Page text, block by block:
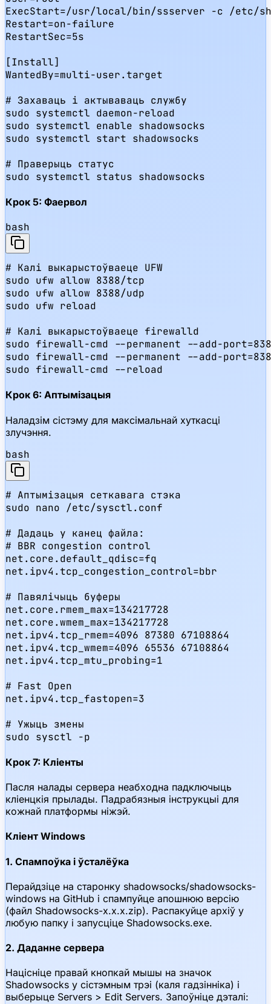
ExecStart=/usr/local/bin/ssserver -c /etc/
Restart=on-failure
RestartSec=5s
[Install]
WantedBy=multi-user.target
# Захаваць і актываваць службу
sudo systemctl daemon-reload
sudo systemctl enable shadowsocks
sudo systemctl start shadowsocks
# Праверыць статус
sudo systemctl status shadowsocks
Крок 5: Фаервол
bash
# Калі выкарыстоўваеце UFW
sudo ufw allow 8388/tcp
sudo ufw allow 8388/udp
sudo ufw reload
# Калі выкарыстоўваеце firewalld
sudo firewall-cmd --permanent --add-
sudo firewall-cmd --permanent --add-
sudo firewall-cmd --reload
Крок 6: Аптымізацыя
Наладзім сістэму для максімальнай хуткасці
злучэння.
bash
# Аптымізацыя сеткавага стэка
sudo nano /etc/sysctl.conf
# Дадаць у канец файла:
# BBR congestion control
net.core.default_qdisc=fq
net.ipv4.tcp_congestion_control=bbr
# Павялічыць буферы
net.core.rmem_max=134217728
net.core.wmem_max=134217728
net.ipv4.tcp_rmem=4096 87380 67108864
net.ipv4.tcp_wmem=4096 65536 67108864
net.ipv4.tcp_mtu_probing=1
# Fast Open
net.ipv4.tcp_fastopen=3
# Ужыць змены
sudo sysctl -p
Крок 7: Кліенты
Пасля налады сервера неабходна падключыць
кліенцкія прылады. Падрабязныя інструкцыі для
кожнай платформы ніжэй.
Кліент Windows
1. Спампоўка і ўсталёўка
Перайдзіце на старонку shadowsocks/shadowsocks-
windows на GitHub і спампуйце апошнюю версію
(файл Shadowsocks-x.x.x.zip). Распакуйце архіў у
любую папку і запусціце Shadowsocks.exe.
2. Даданне сервера
Націсніце правай кнопкай мышы на значок
Shadowsocks у сістэмным трэі (каля гадзінніка) і
выберыце Servers > Edit Servers. Запоўніце дэталі: